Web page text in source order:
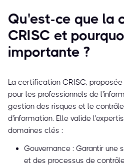
Qu'est-ce que la
CRISC et
importante ?
La certification CRISC,
pour les professionnels de
gestion des risques et le
d'information. Elle valide
domaines clés :
Gouvernance : Garantir une
et des processus de